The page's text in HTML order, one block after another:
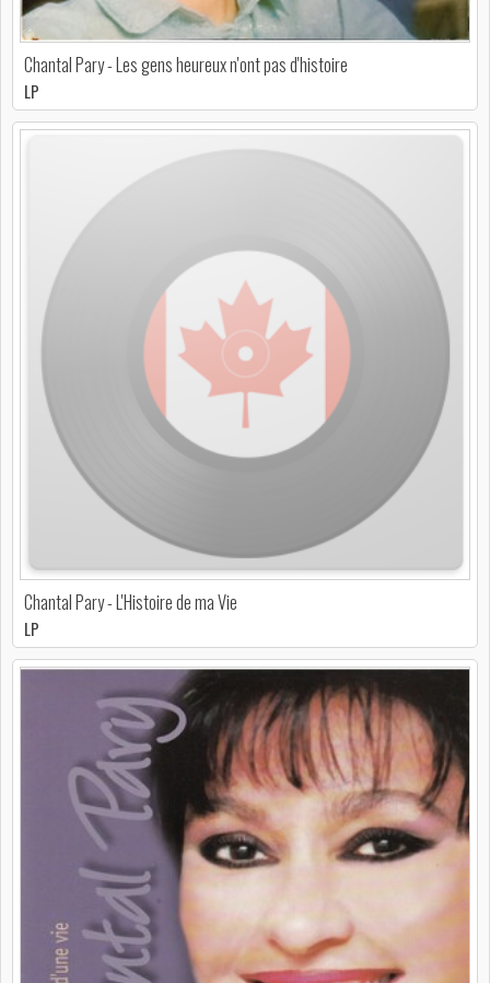
Chantal Pary - Les gens heureux n'ont pas d'histoire
LP
Chantal Pary - L'Histoire de ma Vie
LP